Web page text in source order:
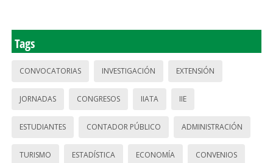
Tags
CONVOCATORIAS INVESTIGACIÓN EXTENSIÓN
JORNADAS CONGRESOS IIATA IIE
ESTUDIANTES CONTADOR PÚBLICO ADMINISTRACIÓN
TURISMO ESTADÍSTICA ECONOMÍA CONVENIOS